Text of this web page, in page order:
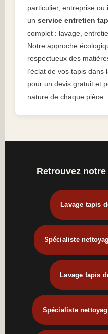
particulier, entreprise
un service entretien
complet : lavage,
Notre approche
respectueux des
l’éclat de vos tapis
pour un devis gratuit et
nature de chaque pièce.
Retrouvez
Lavage tapis
Spécialiste
Lavage tapis
Spécialiste